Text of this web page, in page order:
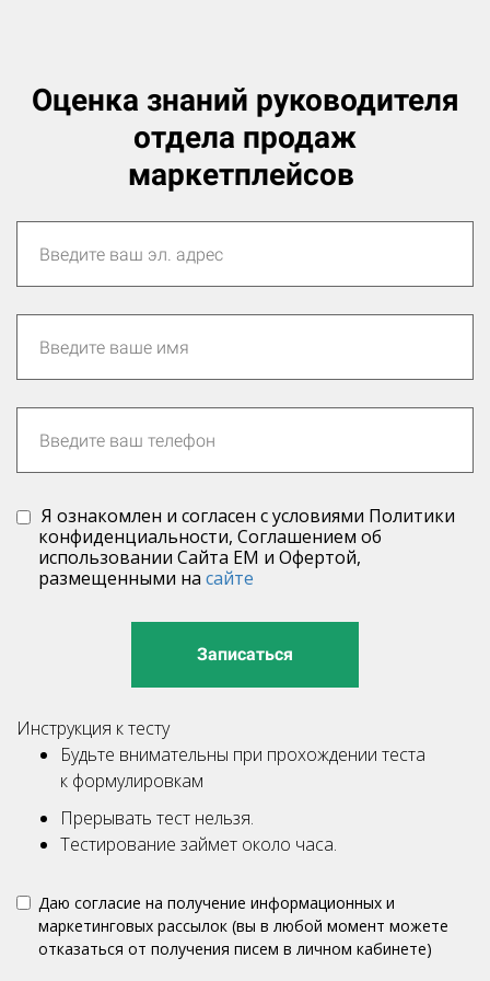
Оценка знаний руководителя
отдела продаж
маркетплейсов
Я ознакомлен и согласен с условиями Политики
конфиденциальности, Соглашением об
использовании Сайта ЕМ и Офертой,
размещенными на сайте
Записаться
Инструкция к тесту
Будьте внимательны при прохождении теста
к формулировкам
Прерывать тест нельзя.
Тестирование займет около часа.
Даю согласие на получение информационных и
маркетинговых рассылок (вы в любой момент можете
отказаться от получения писем в личном кабинете)